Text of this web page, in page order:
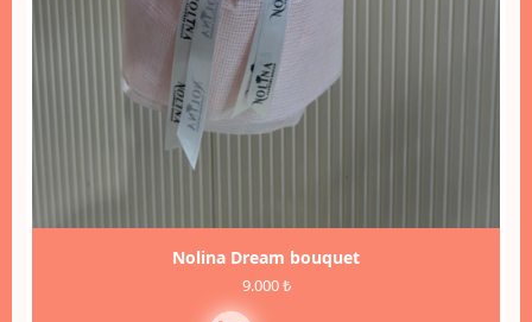
Nolina Dream bouquet
9.000 ₺